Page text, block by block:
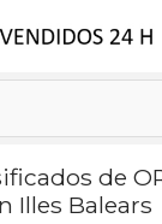
de
Illes Balears